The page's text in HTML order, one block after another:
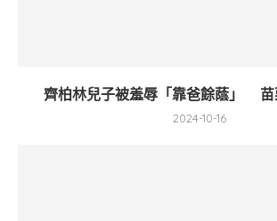
齊柏林兒子被羞辱「靠爸餘蔭」 苗
2024-10-16